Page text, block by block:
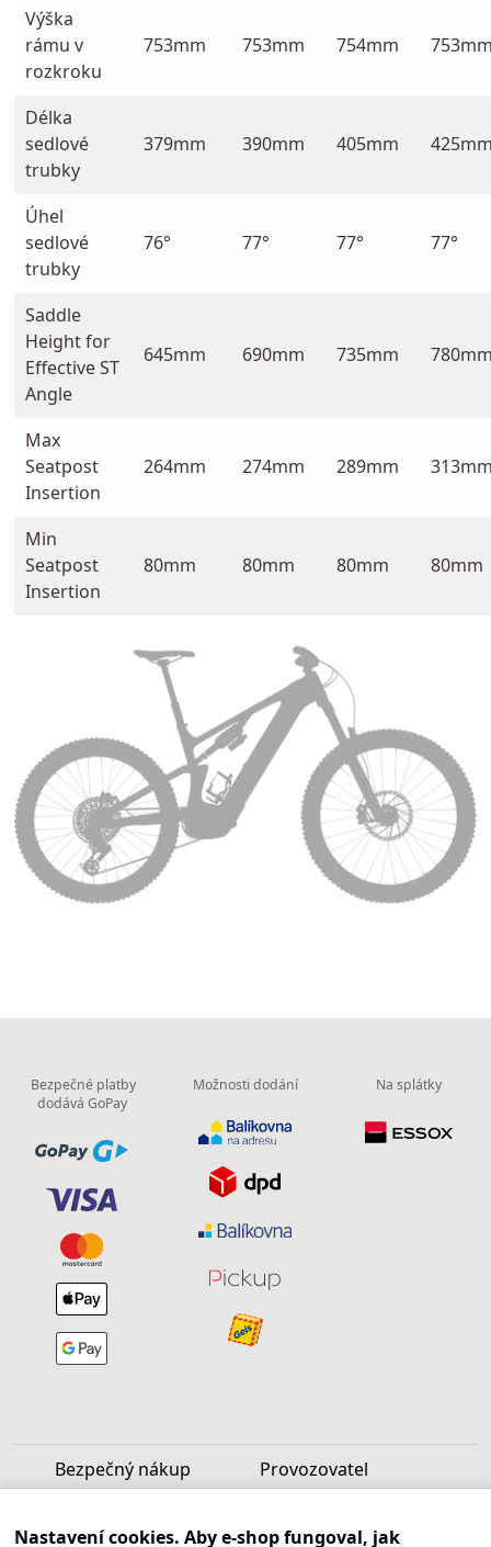
Výška
rámu v
rozkroku
753mm 753mm 754mm
Délka
sedlové
trubky
379mm 390mm 405mm
Úhel
sedlové
trubky
76° 77° 77° 77°
Saddle
Height for
Effective ST
Angle
645mm 690mm 735mm
Max
Seatpost
Insertion
264mm 274mm 289mm
Min
Seatpost
Insertion
80mm 80mm 80mm 80mm
Bezpečné platby
dodává GoPay
Možnosti dodání Na splátky
Bezpečný nákup Provozovatel
Nastavení cookies. Aby e-shop fungoval, jak